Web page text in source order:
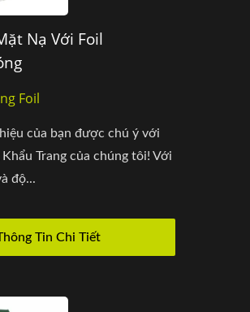
Nạ Với Foil
Foil
của bạn được chú ý với
Trang của chúng tôi! Với
độ...
Tin Chi Tiết